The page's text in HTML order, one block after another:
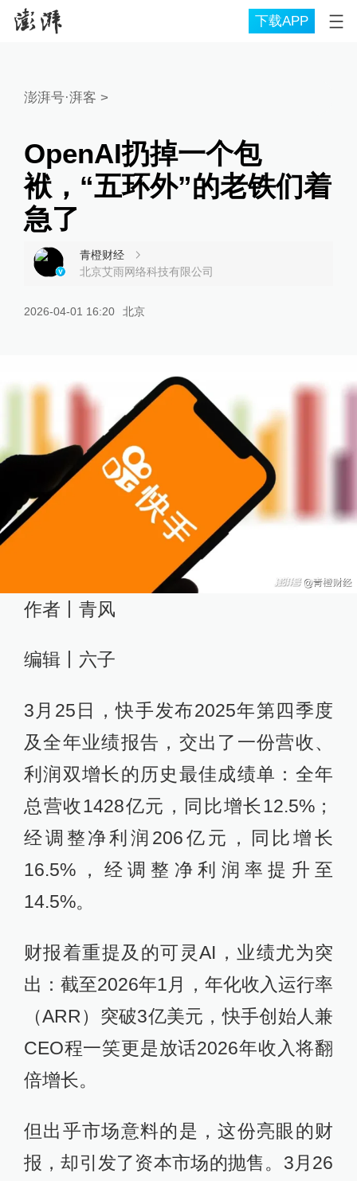
下载APP
澎湃号·湃客 >
OpenAI扔掉一个包
袱，“五环外”的老铁们着
急了
青橙财经
北京艾雨网络科技有限公司
2026-04-01 16:20 北京
作者丨青风
编辑丨六子
3月25日，快手发布2025年第四季度
及全年业绩报告，交出了一份营收、
利润双增长的历史最佳成绩单：全年
总营收1428亿元，同比增长12.5%；
经调整净利润206亿元，同比增长
16.5%，经调整净利润率提升至
14.5%。
财报着重提及的可灵AI，业绩尤为突
出：截至2026年1月，年化收入运行率
（ARR）突破3亿美元，快手创始人兼
CEO程一笑更是放话2026年收入将翻
倍增长。
但出乎市场意料的是，这份亮眼的财
报，却引发了资本市场的抛售。3月26